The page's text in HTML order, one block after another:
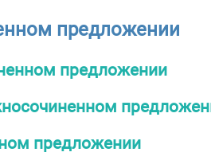
предложении
предложении
предложении